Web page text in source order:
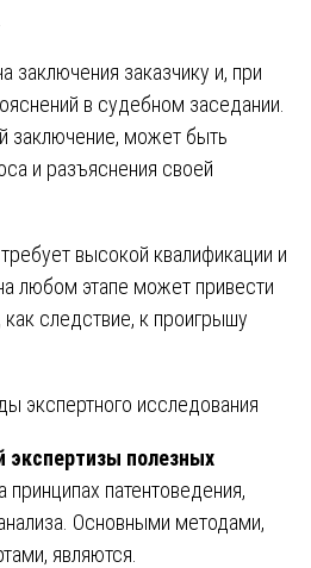
заключения заказчику и, при
в судебном заседании.
заключение, может быть
и разъяснения своей
высокой квалификации и
любом этапе может привести
следствие, к проигрышу
экспертного исследования
экспертизы полезных
принципах патентоведения,
Основными методами,
являются.